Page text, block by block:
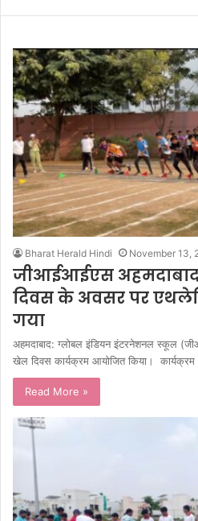
Bharat Herald Hindi November 13,
जीआईआईएस अहमदाबाद
दिवस के अवसर पर
गया
अहमदाबाद: ग्लोबल इंडियन इंटरनेशनल स्कूल
खेल दिवस कार्यक्रम आयोजित किया। कार्यक्रम
Read More »